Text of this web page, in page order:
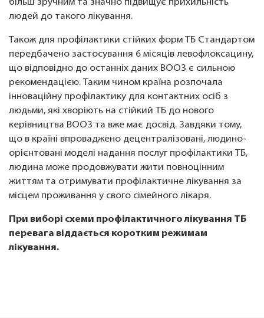
більш зручним та значно підвищує прихильність
людей до такого лікування.
Також для профілактики стійких форм ТБ Стандартом
передбачено застосування 6 місяців левофлоксацину,
що відповідно до останніх даних ВООЗ є сильною
рекомендацією. Таким чином країна розпочала
інноваційну профілактику для контактних осіб з
людьми, які хворіють на стійкий ТБ до нового
керівництва ВООЗ та вже має досвід. Завдяки тому,
що в країні впроваджено децентралізовані, людино-
орієнтовані моделі надання послуг профілактики ТБ,
людина може продовжувати жити повноцінним
життям та отримувати профілактичне лікування за
місцем проживання у свого сімейного лікаря.
При виборі схеми профілактичного лікування ТБ
перевага віддається коротким режимам
лікування.